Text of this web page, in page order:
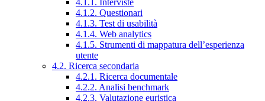
4.1.1. Interviste
4.1.2. Questionari
4.1.3. Test di usabilità
4.1.4. Web analytics
4.1.5. Strumenti di mappatura dell’esperienza
utente
4.2. Ricerca secondaria
4.2.1. Ricerca documentale
4.2.2. Analisi benchmark
4.2.3. Valutazione euristica